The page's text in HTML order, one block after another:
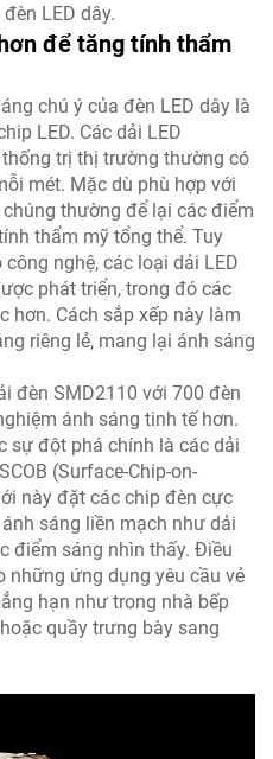
LED dây.
để tăng tính thẩm
chú ý của đèn LED dây là
LED. Các dải LED
trị thị trường thường có
mét. Mặc dù phù hợp với
thường để lại các điểm
thẩm mỹ tổng thể. Tuy
nghệ, các loại dải LED
phát triển, trong đó các
hơn. Cách sắp xếp này làm
riêng lẻ, mang lại ánh sáng
đèn SMD2110 với 700 đèn
ánh sáng tinh tế hơn.
sự đột phá chính là các dải
(Surface-Chip-on-
này đặt các chip đèn cực
sáng liền mạch như dải
điểm sáng nhìn thấy. Điều
những ứng dụng yêu cầu vẻ
hạn như trong nhà bếp
quầy trưng bày sang